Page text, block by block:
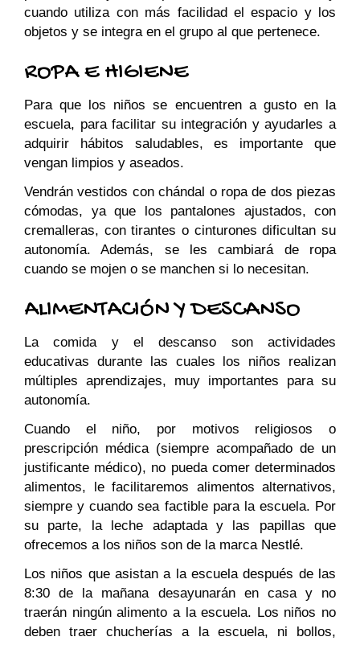
cuando utiliza con más facilidad el espacio y los
objetos y se integra en el grupo al que pertenece.
ROPA E HIGIENE
Para que los niños se encuentren a gusto en la
escuela, para facilitar su integración y ayudarles a
adquirir hábitos saludables, es importante que
vengan limpios y aseados.
Vendrán vestidos con chándal o ropa de dos piezas
cómodas, ya que los pantalones ajustados, con
cremalleras, con tirantes o cinturones dificultan su
autonomía. Además, se les cambiará de ropa
cuando se mojen o se manchen si lo necesitan.
ALIMENTACIÓN Y DESCANSO
La comida y el descanso son actividades
educativas durante las cuales los niños realizan
múltiples aprendizajes, muy importantes para su
autonomía.
Cuando el niño, por motivos religiosos o
prescripción médica (siempre acompañado de un
justificante médico), no pueda comer determinados
alimentos, le facilitaremos alimentos alternativos,
siempre y cuando sea factible para la escuela. Por
su parte, la leche adaptada y las papillas que
ofrecemos a los niños son de la marca Nestlé.
Los niños que asistan a la escuela después de las
8:30 de la mañana desayunarán en casa y no
traerán ningún alimento a la escuela. Los niños no
deben traer chucherías a la escuela, ni bollos,